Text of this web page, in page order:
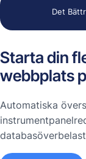
Det
Starta din
webbplats
Automatiska